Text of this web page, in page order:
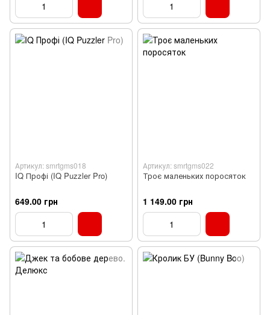
Артикул: smrtgms018
IQ Профі (IQ Puzzler Pro)
649.00 грн
Артикул: smrtgms022
Троє маленьких поросяток
1 149.00 грн